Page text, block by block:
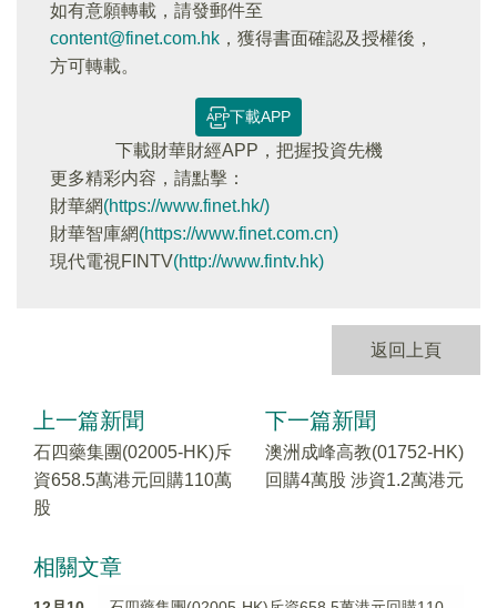
如有意願轉載，請發郵件至
content@finet.com.hk ，獲得書面確認及授權後，
方可轉載。
下載APP
下載財華財經APP，把握投資先機
更多精彩内容，請點擊：
財華網(https://www.finet.hk/)
財華智庫網(https://www.finet.com.cn)
現代電視FINTV(http://www.fintv.hk)
返回上頁
上一篇新聞
石四藥集團(02005-HK)斥
資658.5萬港元回購110萬
股
下一篇新聞
澳洲成峰高教(01752-HK)
回購4萬股 涉資1.2萬港元
相關文章